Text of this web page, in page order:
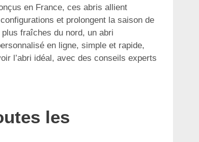
en France, ces abris allient
et prolongent la saison de
fraîches du nord, un abri
en ligne, simple et rapide,
l’abri idéal, avec des conseils experts
les